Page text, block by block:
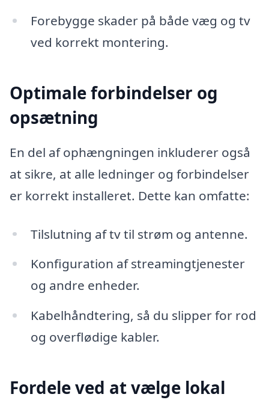
Forebygge skader på både væg og tv
ved korrekt montering.
Optimale forbindelser og
opsætning
En del af ophængningen inkluderer også
at sikre, at alle ledninger og forbindelser
er korrekt installeret. Dette kan omfatte:
Tilslutning af tv til strøm og antenne.
Konfiguration af streamingtjenester
og andre enheder.
Kabelhåndtering, så du slipper for rod
og overflødige kabler.
Fordele ved at vælge lokal